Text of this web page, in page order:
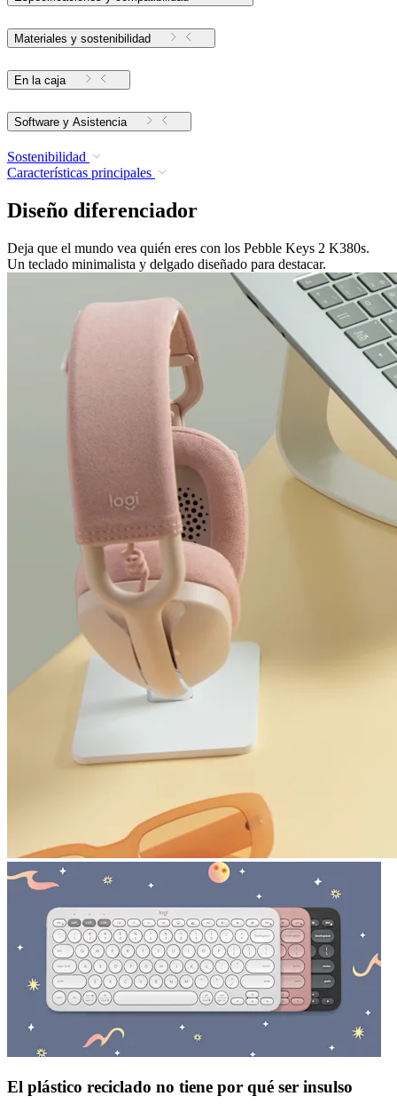
Materiales y sostenibilidad
En la caja
Software y Asistencia
Sostenibilidad
Características principales
Diseño diferenciador
Deja que el mundo vea quién eres con los Pebble Keys 2 K380s.
Un teclado minimalista y delgado diseñado para destacar.
El plástico reciclado no tiene por qué ser insulso